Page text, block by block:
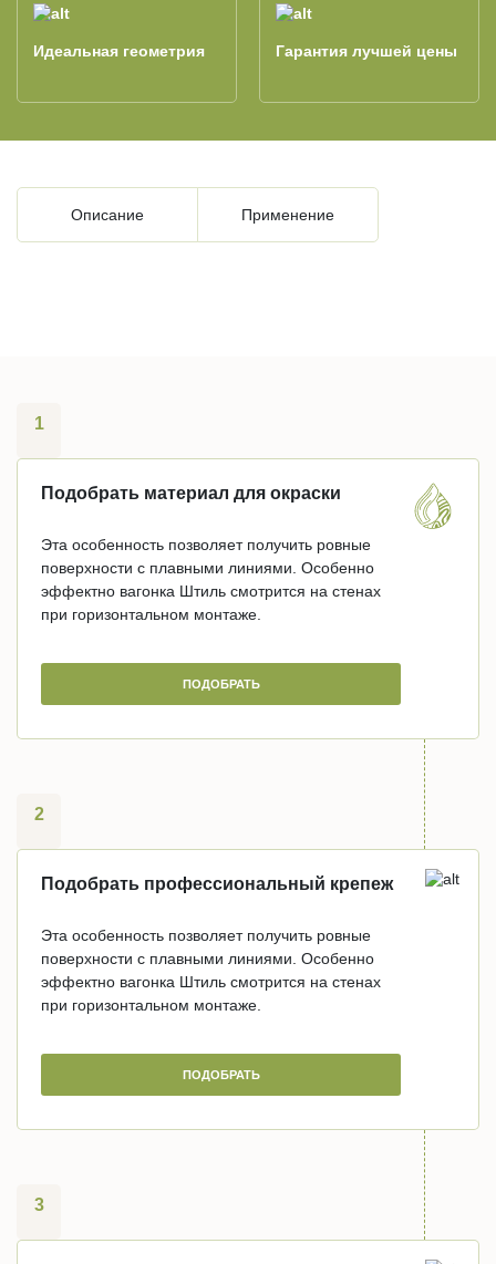
Идеальная геометрия Гарантия лучшей цены
Описание Применение
1
Подобрать материал для окраски
Эта особенность позволяет получить ровные
поверхности с плавными линиями. Особенно
эффектно вагонка Штиль смотрится на стенах
при горизонтальном монтаже.
ПОДОБРАТЬ
2
Подобрать профессиональный крепеж
Эта особенность позволяет получить ровные
поверхности с плавными линиями. Особенно
эффектно вагонка Штиль смотрится на стенах
при горизонтальном монтаже.
ПОДОБРАТЬ
3